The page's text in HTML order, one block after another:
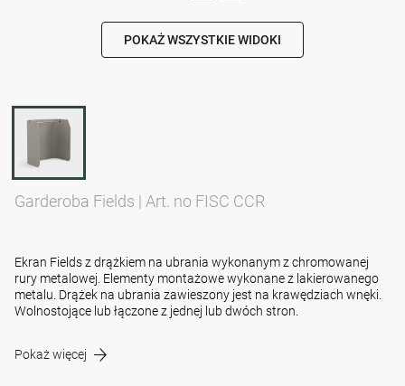
POKAŻ WSZYSTKIE WIDOKI
Garderoba Fields | Art. no FISC CCR
Ekran Fields z drążkiem na ubrania wykonanym z chromowanej
rury metalowej. Elementy montażowe wykonane z lakierowanego
metalu. Drążek na ubrania zawieszony jest na krawędziach wnęki.
Wolnostojące lub łączone z jednej lub dwóch stron.
Pokaż więcej